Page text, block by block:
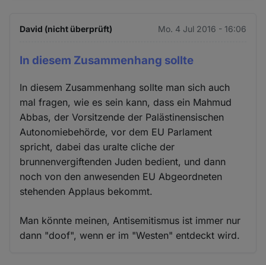
David (nicht überprüft) Mo. 4 Jul 2016 - 16:06
In diesem Zusammenhang sollte
In diesem Zusammenhang sollte man sich auch
mal fragen, wie es sein kann, dass ein Mahmud
Abbas, der Vorsitzende der Palästinensischen
Autonomiebehörde, vor dem EU Parlament
spricht, dabei das uralte cliche der
brunnenvergiftenden Juden bedient, und dann
noch von den anwesenden EU Abgeordneten
stehenden Applaus bekommt.
Man könnte meinen, Antisemitismus ist immer nur
dann "doof", wenn er im "Westen" entdeckt wird.